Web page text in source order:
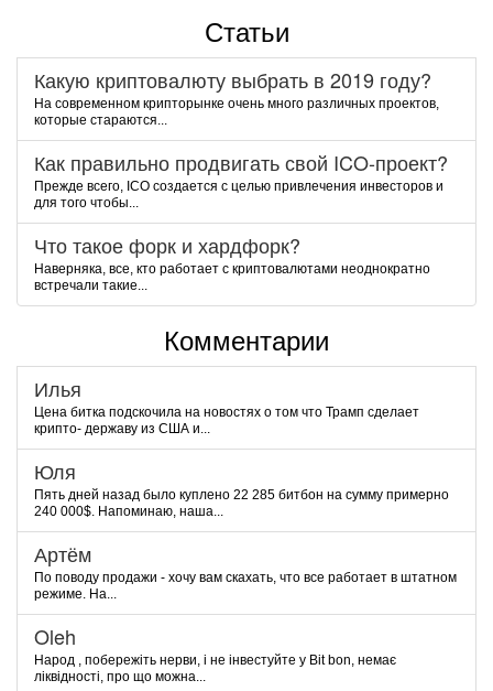
Статьи
Какую криптовалюту выбрать в 2019 году?
На современном крипторынке очень много различных проектов,
которые стараются...
Как правильно продвигать свой ICO-проект?
Прежде всего, ICO создается с целью привлечения инвесторов и
для того чтобы...
Что такое форк и хардфорк?
Наверняка, все, кто работает с криптовалютами неоднократно
встречали такие...
Комментарии
Илья
Цена битка подскочила на новостях о том что Трамп сделает
крипто- державу из США и...
Юля
Пять дней назад было куплено 22 285 битбон на сумму примерно
240 000$. Напоминаю, наша...
Артём
По поводу продажи - хочу вам скахать, что все работает в штатном
режиме. На...
Oleh
Народ , побережіть нерви, і не інвестуйте у Bit bon, немає
ліквідності, про що можна...